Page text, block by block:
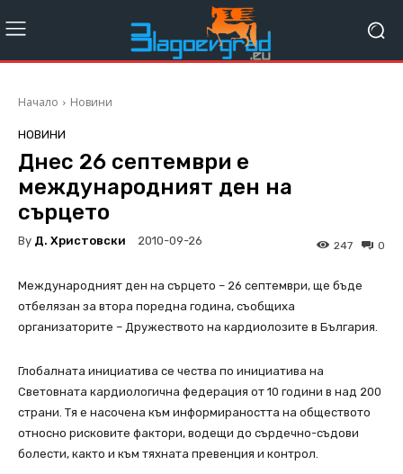
Начало Новини
НОВИНИ
Днес 26 септември е
международният ден на
сърцето
By Д. Христовски 2010-09-26 0
247
Международният ден на сърцето – 26 септември, ще бъде
отбелязан за втора поредна година, съобщиха
организаторите – Дружеството на кардиолозите в България.
Глобалната инициатива се чества по инициатива на
Световната кардиологична федерация от 10 години в над 200
страни. Тя е насочена към информираността на обществото
относно рисковите фактори, водещи до сърдечно-съдови
болести, както и към тяхната превенция и контрол.